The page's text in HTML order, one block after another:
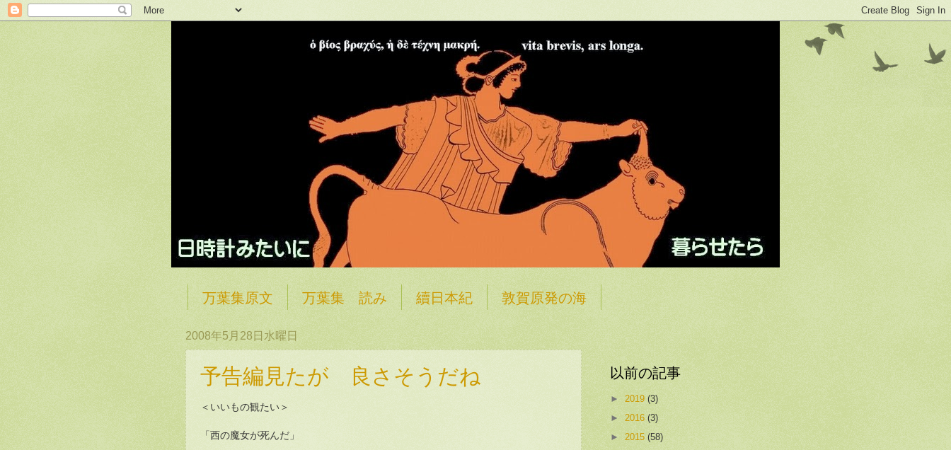
万葉集原文 万葉集 読み 續日本紀 敦賀原発の海
2008年5月28日水曜日
予告編見たが 良さそうだね
＜いいもの観たい＞
「西の魔女が死んだ」
以前の記事
► 2019 (3)
► 2016 (3)
► 2015 (58)